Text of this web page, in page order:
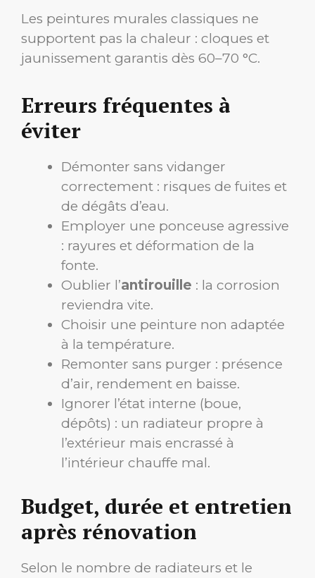
Les peintures murales classiques ne
supportent pas la chaleur : cloques et
jaunissement garantis dès 60–70 °C.
Erreurs fréquentes à
éviter
Démonter sans vidanger
correctement : risques de fuites et
de dégâts d’eau.
Employer une ponceuse agressive
: rayures et déformation de la
fonte.
Oublier l’antirouille : la corrosion
reviendra vite.
Choisir une peinture non adaptée
à la température.
Remonter sans purger : présence
d’air, rendement en baisse.
Ignorer l’état interne (boue,
dépôts) : un radiateur propre à
l’extérieur mais encrassé à
l’intérieur chauffe mal.
Budget, durée et entretien
après rénovation
Selon le nombre de radiateurs et le